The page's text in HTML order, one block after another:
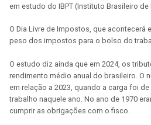
em estudo do IBPT (Instituto Brasileiro
O Dia Livre de Impostos, que acontecerá
peso dos impostos para o bolso do
O estudo diz ainda que em 2024, os
rendimento médio anual do brasileiro. O
em relação a 2023, quando a carga foi
trabalho naquele ano. No ano de 1970
cumprir as obrigações com o fisco.